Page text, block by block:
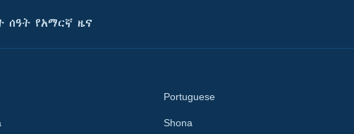
ሰዓት የአማርኛ ዜና
Portuguese
Shona